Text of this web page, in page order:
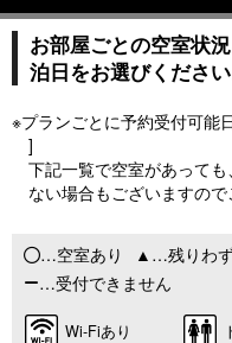
お部屋ごとの空室状
泊日をお選びください
※プランごとに予約受付可能
]
下記一覧で空室があって
ない場合もございますの
…空室あり …残りわ
…受付できません
Wi-Fiあり